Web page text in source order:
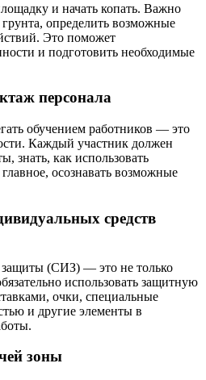
и начать копать. Важно
грунта, определить возможные
Это поможет
и подготовить необходимые
персонала
обучением работников — это
Каждый участник должен
знать, как использовать
осознавать возможные
средств
защиты (СИЗ) — это не только
использовать защитную
очки, специальные
и другие элементы в
зоны